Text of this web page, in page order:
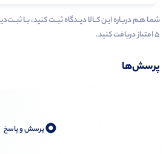
شمـا هـم دربـاره ایـن کــالا دیــدگاه ثبــت کنید، بــا
۵ امتیاز دریافت کنید.
پرسش‌ها
0پرسش و پاسخ